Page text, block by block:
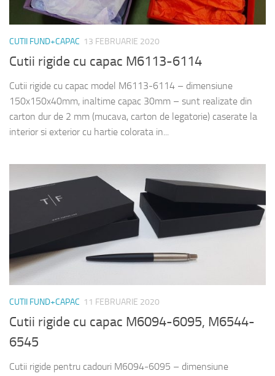
CUTII FUND+CAPAC 13 FEBRUARIE 2020
Cutii rigide cu capac M6113-6114
Cutii rigide cu capac model M6113-6114 – dimensiune
150x150x40mm, inaltime capac 30mm – sunt realizate din
carton dur de 2 mm (mucava, carton de legatorie) caserate la
interior si exterior cu hartie colorata in...
CUTII FUND+CAPAC 11 FEBRUARIE 2020
Cutii rigide cu capac M6094-6095, M6544-
6545
Cutii rigide pentru cadouri M6094-6095 – dimensiune